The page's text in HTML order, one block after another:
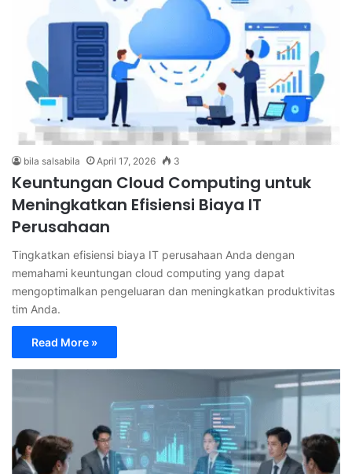
bila salsabila April 17, 2026 3
Keuntungan Cloud Computing untuk
Meningkatkan Efisiensi Biaya IT
Perusahaan
Tingkatkan efisiensi biaya IT perusahaan Anda dengan
memahami keuntungan cloud computing yang dapat
mengoptimalkan pengeluaran dan meningkatkan produktivitas
tim Anda.
Read More »